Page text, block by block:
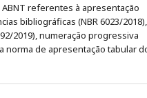
referentes à apresentação
bibliográficas (NBR 6023/2018),
2019), numeração progressiva
norma de apresentação tabular